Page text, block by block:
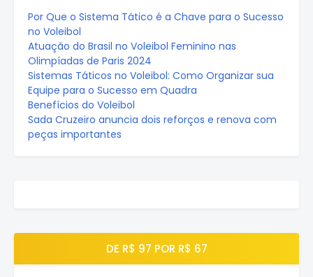
Por Que o Sistema Tático é a Chave para o Sucesso
no Voleibol
Atuação do Brasil no Voleibol Feminino nas
Olimpíadas de Paris 2024
Sistemas Táticos no Voleibol: Como Organizar sua
Equipe para o Sucesso em Quadra
Benefícios do Voleibol
Sada Cruzeiro anuncia dois reforços e renova com
peças importantes
DE R$ 97 POR R$ 67